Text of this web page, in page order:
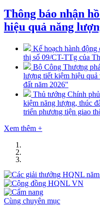
Thông báo nhận
hiệu quả năng
Kế hoạch hành
thị số 09/CT-TTg của
Bộ Công Thương
lượng tiết kiệm hiệu
đất năm 2026"
Thủ tướng Chính
kiệm năng lượng, thúc
triển phương tiện giao
Xem thêm +
Cùng chuyên mục